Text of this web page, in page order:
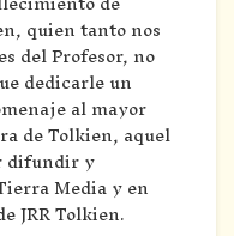
quien tanto nos
del Profesor, no
dedicarle un
al mayor
de Tolkien, aquel
difundir y
Media y en
JRR Tolkien.